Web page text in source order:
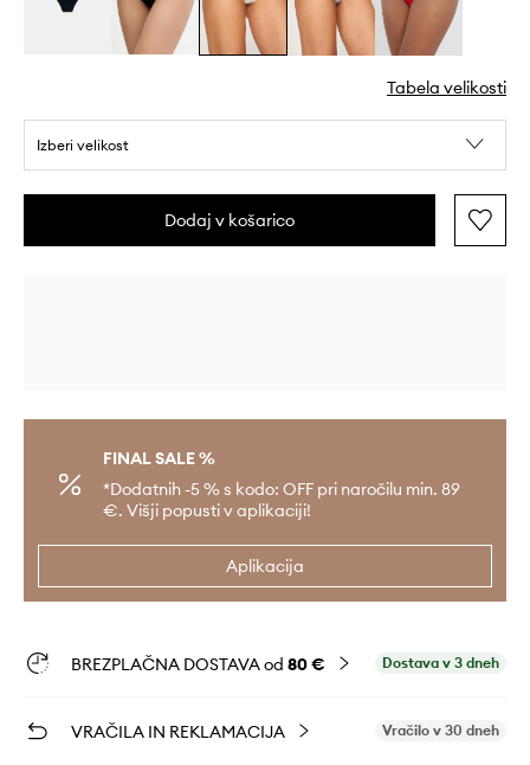
Tabela velikosti
Izberi velikost
Dodaj v košarico
FINAL SALE %
*Dodatnih -5 % s kodo: OFF pri naročilu min. 89
€. Višji popusti v aplikaciji!
Aplikacija
BREZPLAČNA DOSTAVA od 80 € Dostava v 3 dneh
VRAČILA IN REKLAMACIJA Vračilo v 30 dneh